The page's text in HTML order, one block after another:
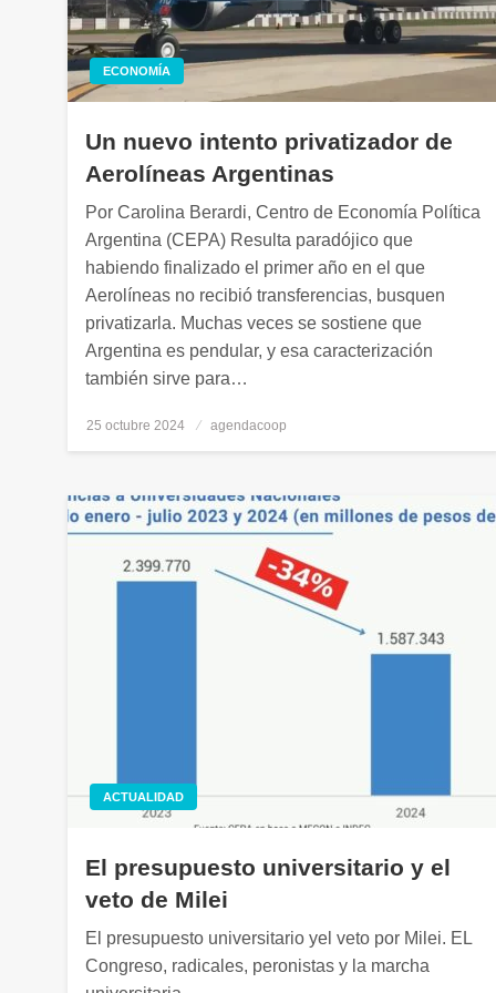
ECONOMÍA
Un nuevo intento privatizador de
Aerolíneas Argentinas
Por Carolina Berardi, Centro de Economía Política
Argentina (CEPA) Resulta paradójico que
habiendo finalizado el primer año en el que
Aerolíneas no recibió transferencias, busquen
privatizarla. Muchas veces se sostiene que
Argentina es pendular, y esa caracterización
también sirve para…
Publicado
25 octubre 2024 agendacoop
ACTUALIDAD
El presupuesto universitario y el
veto de Milei
El presupuesto universitario yel veto por Milei. EL
Congreso, radicales, peronistas y la marcha